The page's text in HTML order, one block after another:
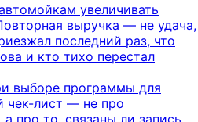
увеличивать
выручка — не удача,
последний раз, что
и кто тихо перестал
выборе программы для
чек-лист — не про
а про то, связаны ли запись,